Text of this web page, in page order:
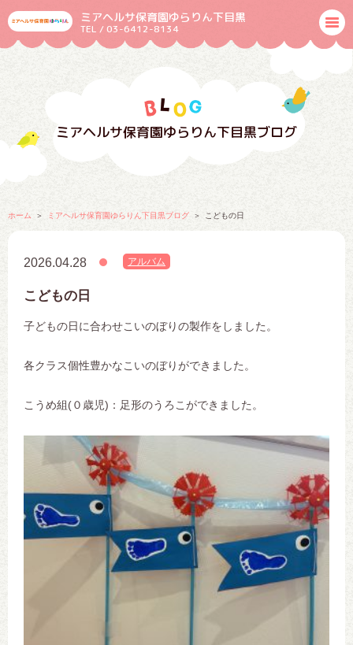
ミアヘルサ保育園ゆらりん下目黒
TEL / 03-6412-8134
ミアヘルサ保育園ゆらりん下目黒ブログ
ホーム ミアヘルサ保育園ゆらりん下目黒ブログ こどもの日
2026.04.28 アルバム
こどもの日
子どもの日に合わせこいのぼりの製作をしました。
各クラス個性豊かなこいのぼりができました。
こうめ組(０歳児)：足形のうろこができました。